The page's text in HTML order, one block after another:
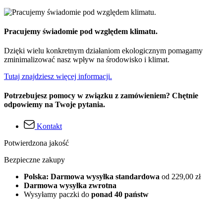
Pracujemy świadomie pod względem klimatu.
Dzięki wielu konkretnym działaniom ekologicznym pomagamy
zminimalizować nasz wpływ na środowisko i klimat.
Tutaj znajdziesz więcej informacji.
Potrzebujesz pomocy w związku z zamówieniem? Chętnie
odpowiemy na Twoje pytania.
Kontakt
Potwierdzona jakość
Bezpieczne zakupy
Polska: Darmowa wysyłka standardowa od 229,00 zł
Darmowa wysyłka zwrotna
Wysyłamy paczki do ponad 40 państw